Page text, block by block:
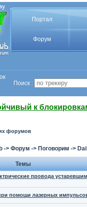
Портал
Форум
Поиск :
к
форумов
-> Форум -> Поговорим ->
Темы
провода
помощи лазерных